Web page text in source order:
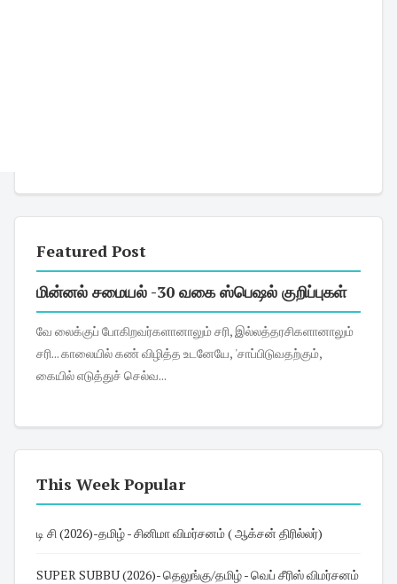
Featured Post
மின்னல் சமையல் -30 வகை ஸ்பெஷல் குறிப்புகள்
வே லைக்குப் போகிறவர்களானாலும் சரி, இல்லத்தரசிகளானாலும்
சரி... காலையில் கண் விழித்த உடனேயே, 'சாப்பிடுவதற்கும்,
கையில் எடுத்துச் செல்வ...
This Week Popular
டி சி (2026)-தமிழ் - சினிமா விமர்சனம் ( ஆக்சன் திரில்லர்)
SUPER SUBBU (2026)- தெலுங்கு/தமிழ் - வெப் சீரிஸ் விமர்சனம்